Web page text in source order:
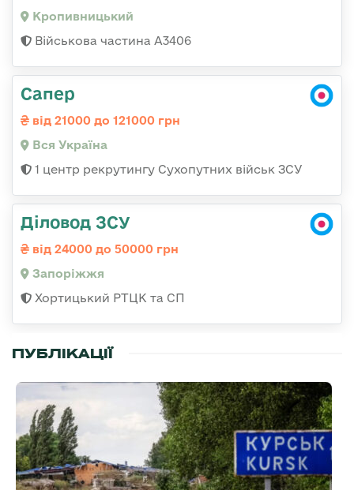
Кропивницький
Військова частина А3406
Сапер
від 21000 до 121000 грн
Вся Україна
1 центр рекрутингу Сухопутних військ ЗСУ
Діловод ЗСУ
від 24000 до 50000 грн
Запоріжжя
Хортицький РТЦК та СП
ПУБЛІКАЦІЇ